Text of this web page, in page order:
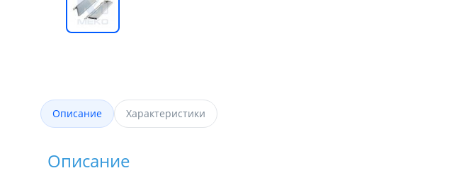
Описание Характеристики
Описание